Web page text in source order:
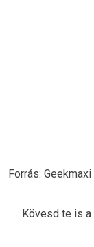
Forrás: Geekmaxi
Kövesd te is a